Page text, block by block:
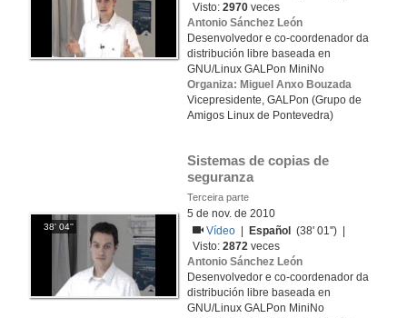
Visto:2970 veces
Antonio Sánchez León
Desenvolvedor e co-coordenador da
distribución libre baseada en
GNU/Linux GALPon MiniNo
Organiza: Miguel Anxo Bouzada
Vicepresidente, GALPon (Grupo de
Amigos Linux de Pontevedra)
38' 04''
Sistemas de copias de
seguranza
Terceira parte
5 de nov. de 2010
Vídeo
Español
(38' 01'') |
Visto:2872 veces
Antonio Sánchez León
Desenvolvedor e co-coordenador da
distribución libre baseada en
GNU/Linux GALPon MiniNo